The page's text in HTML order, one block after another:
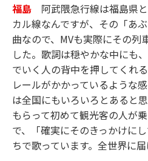
福島 阿武隈急行線は福島県
カル線なんですが、その「あ
曲なので、MVも実際にその列
した。歌詞は穏やかな中にも
でいく人の背中を押してくれ
レールがかかっているような
は全国にもいろいろとあると
もらって初めて観光客の人が
で、「確実にそのきっかけに
ちで歌っています。全世界に